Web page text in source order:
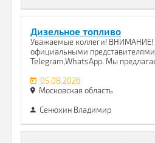
Дизельное топливо
Уважаемые коллеги! ВНИМАНИЕ!
официальными представителями
Telegram,WhatsApp. Мы
05.08.2026
Московская область
Сенюхин Владимир